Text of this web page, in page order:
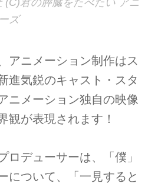
(C)君の膵臓をたべたい アニ
ズ
アニメーション制作はス
進気鋭のキャスト・スタ
ニメーション独自の映像
観が表現されます！
ロデューサーは、「僕」
について、「一見すると